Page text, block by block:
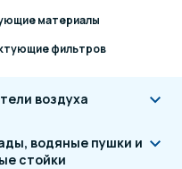
материалы
фильтров
воздуха
водяные пушки и
стойки